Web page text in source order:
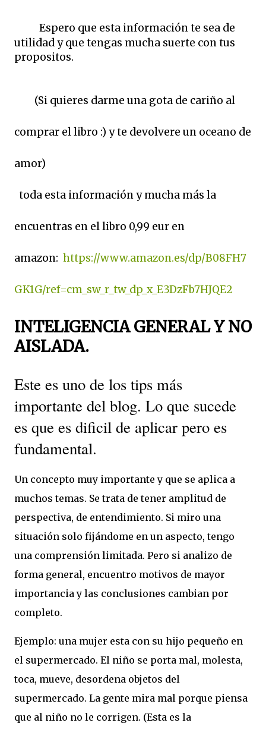
Espero que esta información te sea de
utilidad y que tengas mucha suerte con tus
propositos.
(Si quieres darme una gota de cariño al
comprar el libro :) y te devolvere un oceano de
amor)
toda esta información y mucha más la
encuentras en el libro 0,99 eur en
amazon: https://www.amazon.es/dp/B08FH7
GK1G/ref=cm_sw_r_tw_dp_x_E3DzFb7HJQE2
INTELIGENCIA GENERAL Y NO
AISLADA.
Este es uno de los tips más
importante del blog. Lo que sucede
es que es dificil de aplicar pero es
fundamental.
Un concepto muy importante y que se aplica a
muchos temas. Se trata de tener amplitud de
perspectiva, de entendimiento. Si miro una
situación solo fijándome en un aspecto, tengo
una comprensión limitada. Pero si analizo de
forma general, encuentro motivos de mayor
importancia y las conclusiones cambian por
completo.
Ejemplo: una mujer esta con su hijo pequeño en
el supermercado. El niño se porta mal, molesta,
toca, mueve, desordena objetos del
supermercado. La gente mira mal porque piensa
que al niño no le corrigen. (Esta es la